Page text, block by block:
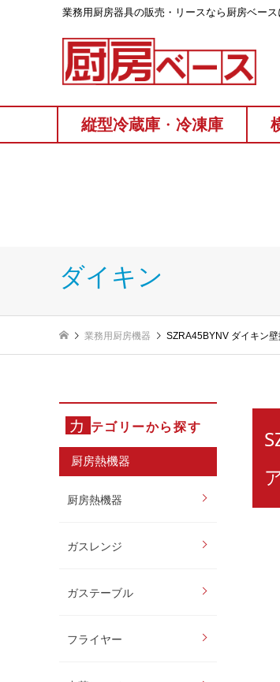
業務⽤厨房器具の販売・リースなら厨房ベース
縦型冷蔵庫 ・ 冷凍庫
ダイキン
業務用厨房機器 SZRA45BYNV ダイキン
カ テゴリーから探す
厨房熱機器
厨房熱機器
ガスレンジ
ガステーブル
フライヤー